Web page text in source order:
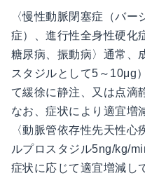
〈慢性動脈閉塞症（バ
症）、進行性全身性硬化
糖尿病、振動病〉通常、
スタジルとして5～10μg
て緩徐に静注、又は点滴
なお、症状により適宜増
〈動脈管依存性先天性
ルプロスタジル5ng/kg/
症状に応じて適宜増減し